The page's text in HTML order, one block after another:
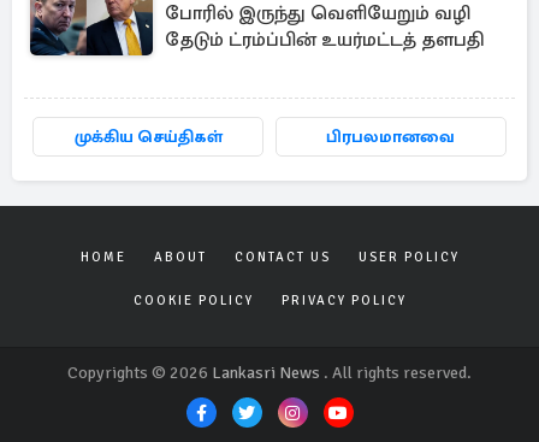
போரில் இருந்து வெளியேறும் வழி
தேடும் ட்ரம்ப்பின் உயர்மட்டத் தளபதி
முக்கிய செய்திகள் பிரபலமானவை
HOME ABOUT CONTACT US USER POLICY
COOKIE POLICY PRIVACY POLICY
Copyrights © 2026 Lankasri News . All rights reserved.